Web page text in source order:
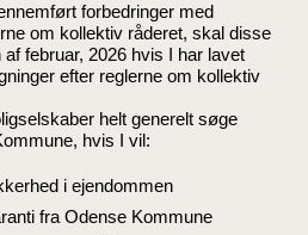
forbedringer med
om kollektiv råderet, skal disse
februar, 2026 hvis I har lavet
efter reglerne om kollektiv
helt generelt søge
hvis I vil:
i ejendommen
fra Odense Kommune